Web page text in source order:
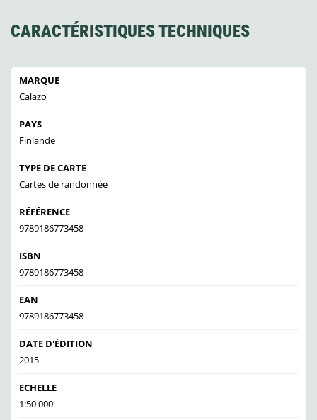
CARACTÉRISTIQUES TECHNIQUES
MARQUE
Calazo
PAYS
Finlande
TYPE DE CARTE
Cartes de randonnée
RÉFÉRENCE
9789186773458
ISBN
9789186773458
EAN
9789186773458
DATE D'ÉDITION
2015
ECHELLE
1:50 000